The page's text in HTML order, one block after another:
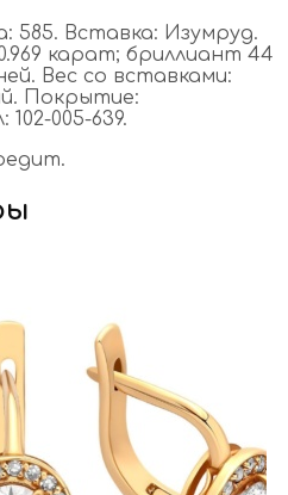
585. Вставка: Изумруд.
карат; бриллиант 44
Вес со вставками:
Покрытие:
005-639.